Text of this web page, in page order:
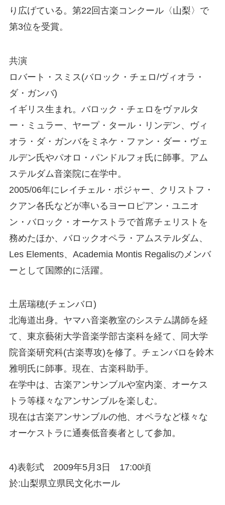
り広げている。第22回古楽コンクール〈山梨〉で
第3位を受賞。
共演
ロバート・スミス(バロック・チェロ/ヴィオラ・
ダ・ガンバ)
イギリス生まれ。バロック・チェロをヴァルタ
ー・ミュラー、ヤープ・タール・リンデン、ヴィ
オラ・ダ・ガンバをミネケ・ファン・ダー・ヴェ
ルデン氏やパオロ・パンドルフォ氏に師事。アム
ステルダム音楽院に在学中。
2005/06年にレイチェル・ポジャー、クリストフ・
クアン各氏などが率いるヨーロピアン・ユニオ
ン・バロック・オーケストラで首席チェリストを
務めたほか、バロックオペラ・アムステルダム、
Les Elements、Academia Montis Regalisのメンバ
ーとして国際的に活躍。
土居瑞穂(チェンバロ)
北海道出身。ヤマハ音楽教室のシステム講師を経
て、東京藝術大学音楽学部古楽科を経て、同大学
院音楽研究科(古楽専攻)を修了。チェンバロを鈴木
雅明氏に師事。現在、古楽科助手。
在学中は、古楽アンサンブルや室内楽、オーケス
トラ等様々なアンサンブルを楽しむ。
現在は古楽アンサンブルの他、オペラなど様々な
オーケストラに通奏低音奏者として参加。
4)表彰式 2009年5月3日 17:00頃
於:山梨県立県民文化ホール